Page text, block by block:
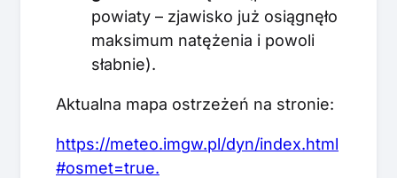
powiaty – zjawisko już osiągnęło
maksimum natężenia i powoli
słabnie).
Aktualna mapa ostrzeżeń na stronie:
https://meteo.imgw.pl/dyn/index.html
#osmet=true.